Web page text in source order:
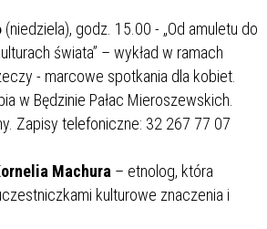
(niedziela), godz. 15.00 - „Od amuletu do
świata” – wykład w ramach
- marcowe spotkania dla kobiet.
w Będzinie Pałac Mieroszewskich.
Zapisy telefoniczne: 32 267 77 07
Machura – etnolog, która
kulturowe znaczenia i